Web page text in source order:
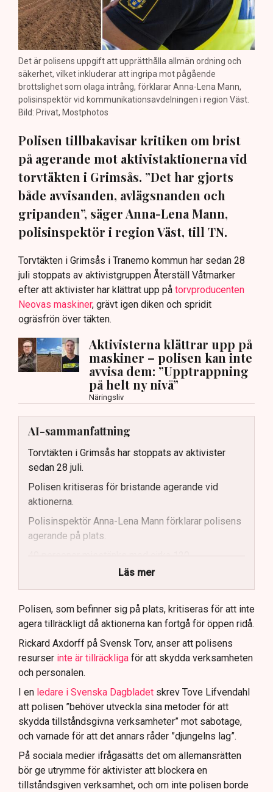
Det är polisens uppgift att upprätthålla allmän ordning och
säkerhet, vilket inkluderar att ingripa mot pågående
brottslighet som olaga intrång, förklarar Anna-Lena Mann,
polisinspektör vid kommunikationsavdelningen i region Väst.
Bild: Privat, Mostphotos
Polisen tillbakavisar kritiken om brist
på agerande mot aktivistaktionerna vid
torvtäkten i Grimsås. ”Det har gjorts
både avvisanden, avlägsnanden och
gripanden”, säger Anna-Lena Mann,
polisinspektör i region Väst, till TN.
Torvtäkten i Grimsås i Tranemo kommun har sedan 28
juli stoppats av aktivistgruppen Återställ Våtmarker
efter att aktivister har klättrat upp på torvproducenten
Neovas maskiner, grävt igen diken och spridit
ogräsfrön över täkten.
Aktivisterna klättrar upp på
maskiner – polisen kan inte
avvisa dem: ”Upptrappning
på helt ny nivå”
Näringsliv
AI-sammanfattning
Torvtäkten i Grimsås har stoppats av aktivister
sedan 28 juli.
Polisen kritiseras för bristande agerande vid
aktionerna.
Polisinspektör Anna-Lena Mann förklarar polisens
agerande på plats.
40 personer misstänks med cirka 120
brottsmisstankar kopplade.
Polisen använder drönare och uniformerad polis
för att dokumentera bevis.
Samtidigt är polisarbetet komplext när det gäller
att navigera juridiska rättigheter och gränser.
Läs mer
Polisen, som befinner sig på plats, kritiseras för att inte
agera tillräckligt då aktionerna kan fortgå för öppen ridå.
Rickard Axdorff på Svensk Torv, anser att polisens
resurser inte är tillräckliga för att skydda verksamheten
och personalen.
I en ledare i Svenska Dagbladet skrev Tove Lifvendahl
att polisen ”behöver utveckla sina metoder för att
skydda tillståndsgivna verksamheter” mot sabotage,
och varnade för att det annars råder ”djungelns lag”.
På sociala medier ifrågasätts det om allemansrätten
bör ge utrymme för aktivister att blockera en
tillståndsgiven verksamhet, och om inte polisen borde